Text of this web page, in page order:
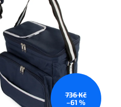
736 Kč
–61 %